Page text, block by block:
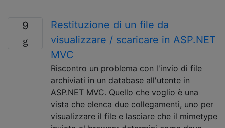
9
Restituzione di un file da
visualizzare / scaricare in ASP.NET
MVC
Riscontro un problema con l'invio di file
archiviati in un database all'utente in
ASP.NET MVC. Quello che voglio è una
vista che elenca due collegamenti, uno per
visualizzare il file e lasciare che il mimetype